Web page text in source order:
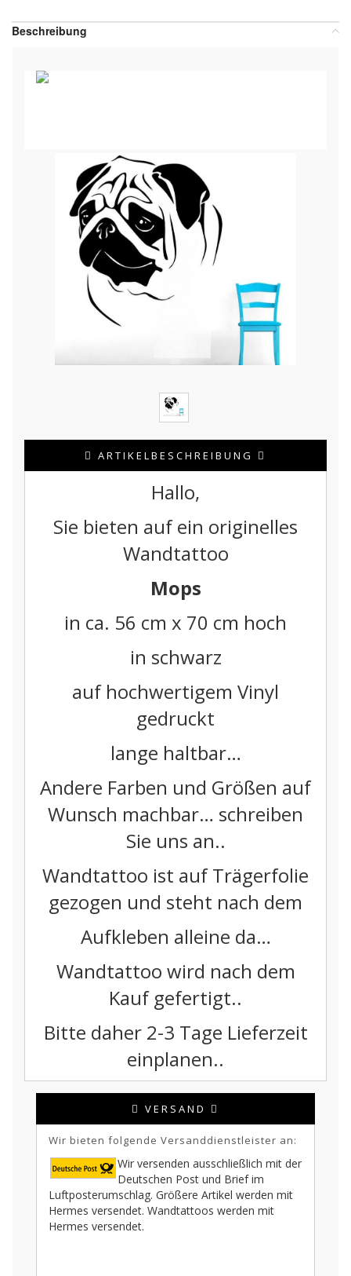
Beschreibung
ARTIKELBESCHREIBUNG
Hallo,
Sie bieten auf ein originelles
Wandtattoo
Mops
in ca. 56 cm x 70 cm hoch
in schwarz
auf hochwertigem Vinyl
gedruckt
lange haltbar…
Andere Farben und Größen auf
Wunsch machbar… schreiben
Sie uns an..
Wandtattoo ist auf Trägerfolie
gezogen und steht nach dem
Aufkleben alleine da…
Wandtattoo wird nach dem
Kauf gefertigt..
Bitte daher 2-3 Tage Lieferzeit
einplanen..
VERSAND
Wir bieten folgende Versanddienstleister an:
Wir versenden ausschließlich mit der
Deutschen Post und Brief im
Luftposterumschlag. Größere Artikel werden mit
Hermes versendet. Wandtattoos werden mit
Hermes versendet.